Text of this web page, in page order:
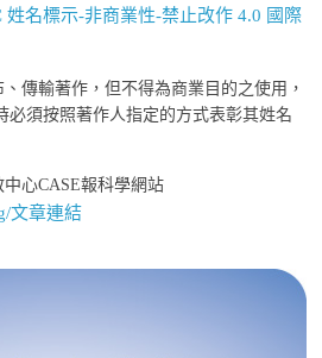
姓名標示-非商業性-禁止改作 4.0 國際
傳輸著作，但不得為商業目的之使用，
必須按照著作人指定的方式表彰其姓名
心CASE報科學網站
文章連結